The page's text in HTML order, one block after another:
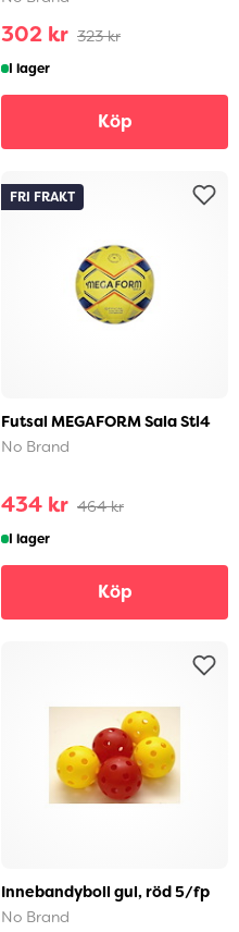
302 kr 323 kr
I lager
Köp
Futsal MEGAFORM Sala Stl4
No Brand
434 kr 464 kr
FRI FRAKT
I lager
Köp
Innebandyboll gul, röd 5/fp
No Brand